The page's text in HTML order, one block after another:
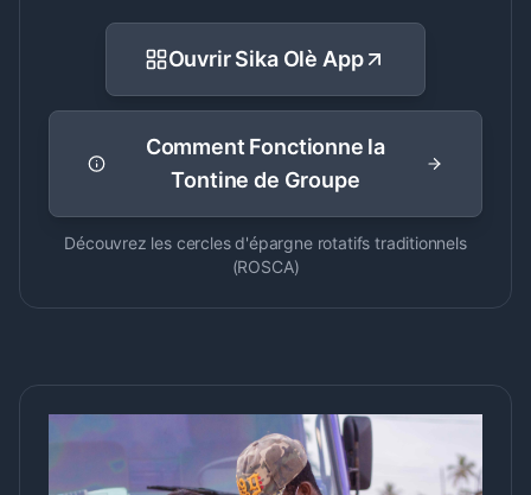
Ouvrir Sika Olè App
Comment Fonctionne la
Tontine de Groupe
Découvrez les cercles d'épargne rotatifs traditionnels
(ROSCA)